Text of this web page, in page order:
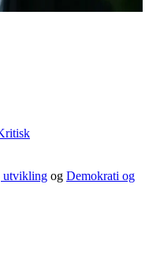
utvikling og Demokrati og